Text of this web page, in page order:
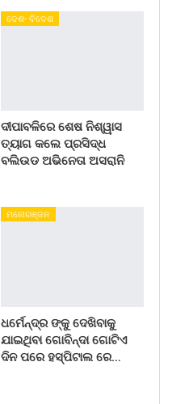
ଦେଶ- ବିଦେଶ
ଦୀପାବଳିରେ ଶେଷ ନିଶ୍ୱାସ
ତ୍ୟାଗ କଲେ ପ୍ରସିଦ୍ଧ
ବଲିଉଡ ଅଭିନେତା ଅସରାନି
ମନୋରଞ୍ଜନ
ଧର୍ମେନ୍ଦ୍ର ଙ୍କୁ ଦେଖିବାକୁ
ଯାଇଥିବା ଗୋବିନ୍ଦା ଗୋଟିଏ
ଦିନ ପରେ ହସ୍ପିଟାଲ ରେ…